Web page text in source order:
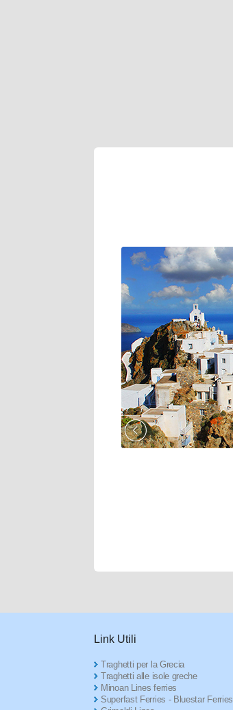
Link Utili
Traghetti per la Grecia
Traghetti alle isole greche
Minoan Lines ferries
Superfast Ferries - Bluestar Ferries